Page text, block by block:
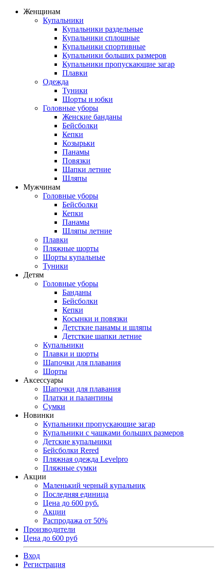
Женщинам
Купальники
Купальники раздельные
Купальники сплошные
Купальники спортивные
Купальники больших размеров
Купальники пропускающие загар
Плавки
Одежда
Туники
Шорты и юбки
Головные уборы
Женские банданы
Бейсболки
Кепки
Козырьки
Панамы
Повязки
Шапки летние
Шляпы
Мужчинам
Головные уборы
Бейсболки
Кепки
Панамы
Шляпы летние
Плавки
Пляжные шорты
Шорты купальные
Туники
Детям
Головные уборы
Банданы
Бейсболки
Кепки
Косынки и повязки
Детсткие панамы и шляпы
Детсткие шапки летние
Купальники
Плавки и шорты
Шапочки для плавания
Шорты
Аксессуары
Шапочки для плавания
Платки и палантины
Сумки
Новинки
Купальники пропускающие загар
Купальники с чашками больших размеров
Детские купальники
Бейсболки Rered
Пляжная одежда Levelpro
Пляжные сумки
Акции
Маленький черный купальник
Последняя единица
Цена до 600 руб.
Акции
Распродажа от 50%
Производители
Цена до 600 руб
Вход
Регистрация